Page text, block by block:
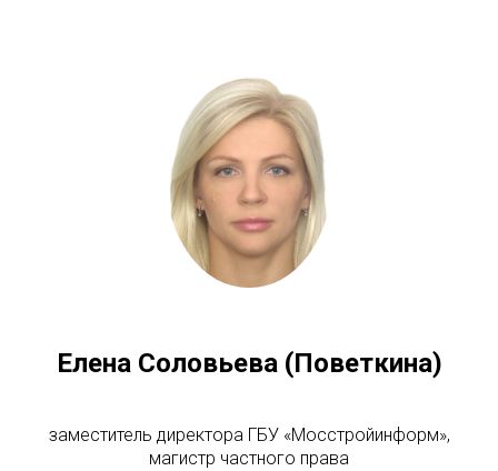
Елена Соловьева (Поветкина)
заместитель директора ГБУ «Мосстройинформ»,
магистр частного права